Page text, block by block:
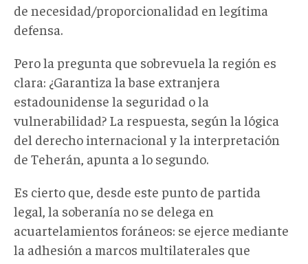
de necesidad/proporcionalidad en legítima
defensa.
Pero la pregunta que sobrevuela la región es
clara: ¿Garantiza la base extranjera
estadounidense la seguridad o la
vulnerabilidad? La respuesta, según la lógica
del derecho internacional y la interpretación
de Teherán, apunta a lo segundo.
Es cierto que, desde este punto de partida
legal, la soberanía no se delega en
acuartelamientos foráneos: se ejerce mediante
la adhesión a marcos multilaterales que